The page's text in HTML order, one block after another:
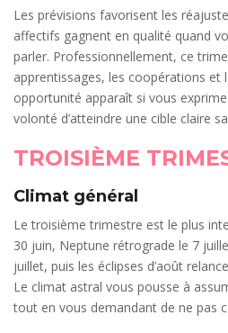
Les prévisions favorisent les
affectifs gagnent en qualité quand
parler. Professionnellement, ce
apprentissages, les coopérations et
opportunité apparaît si vous
volonté d’atteindre une cible claire
TROISIÈME
Climat général
Le troisième trimestre est le plus
30 juin, Neptune rétrograde le 7
juillet, puis les éclipses d’août
Le climat astral vous pousse à
tout en vous demandant de ne pas